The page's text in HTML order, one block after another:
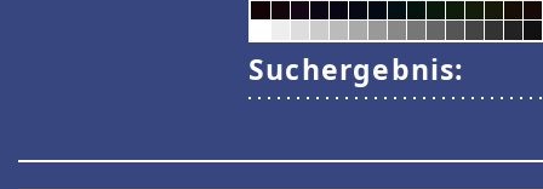
Suchergebnis: